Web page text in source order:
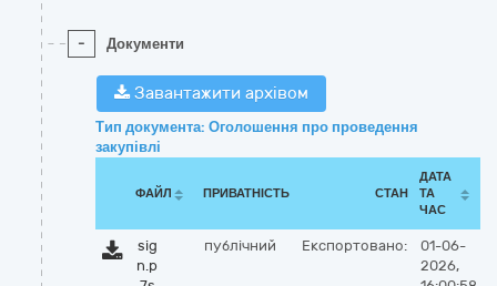
- Документи
Завантажити архівом
Тип документа: Оголошення про проведення
закупівлі
ФАЙЛ ПРИВАТНІСТЬ СТАН
ДАТА
ТА
ЧАС
sig
n.p
публічний Експортовано:
01-06-
2026,